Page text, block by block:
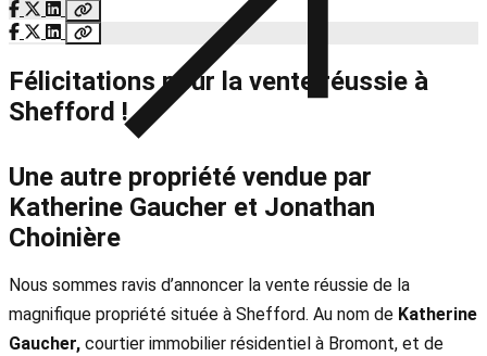
Félicitations pour la vente réussie à
Shefford !
Une autre propriété vendue par
Katherine Gaucher et Jonathan
Choinière
Nous sommes ravis d’annoncer la vente réussie de la
magnifique propriété située à Shefford. Au nom de Katherine
Gaucher, courtier immobilier résidentiel à Bromont, et de